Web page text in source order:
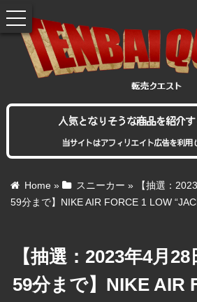
人気となりそうな商品を紹介す
当サイトはアフィリエイト広告を利用
Home » スニーカー »
【抽選：
59分まで】NIKE AIR FORCE 1 LOW
【抽選：2023年4月
59分まで】NIKE AIR
toggle
navigation